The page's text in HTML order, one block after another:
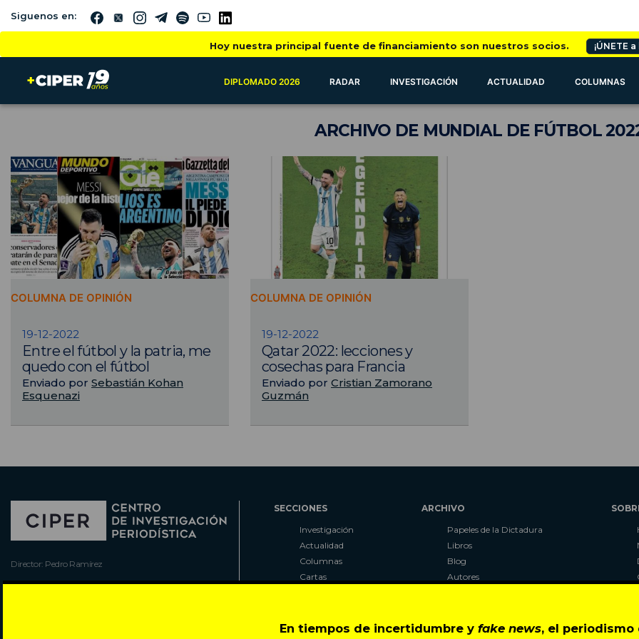
En tiempos de incertidumbre yfake news, el periodismo
Siguenos en:
Hoy nuestra principal fuente de financiamiento son nuestros socios. ¡ÚNETE
DIPLOMADO 2026 RADAR INVESTIGACIÓN ACTUALIDAD COLUMNAS
ARCHIVO DE MUNDIAL DE FÚTBOL
COLUMNA DE OPINIÓN
19-12-2022
Entre el fútbol y la patria, me
quedo con el fútbol
Enviado por Sebastián Kohan
Esquenazi
COLUMNA DE OPINIÓN
19-12-2022
Qatar 2022: lecciones y
cosechas para Francia
Enviado por Cristian Zamorano
Guzmán
Director: Pedro Ramírez
SECCIONES
Investigación
Actualidad
Columnas
Cartas
ARCHIVO
Papeles de la Dictadura
Libros
Blog
Autores
Al Plebiscito con CIPER